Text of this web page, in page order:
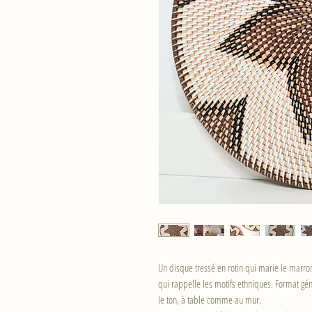
Un disque tressé en rotin qui marie le
qui rappelle les motifs ethniques. Format
le ton, à table comme au mur.